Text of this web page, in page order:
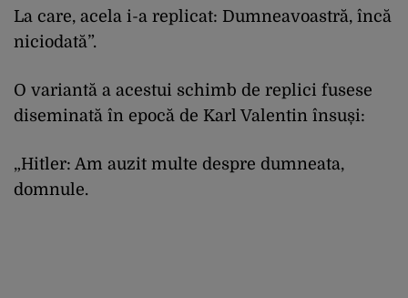
La care, acela i-a replicat: Dumneavoastră, încă
niciodată”.
O variantă a acestui schimb de replici fusese
diseminată în epocă de Karl Valentin însuși:
„Hitler: Am auzit multe despre dumneata,
domnule.